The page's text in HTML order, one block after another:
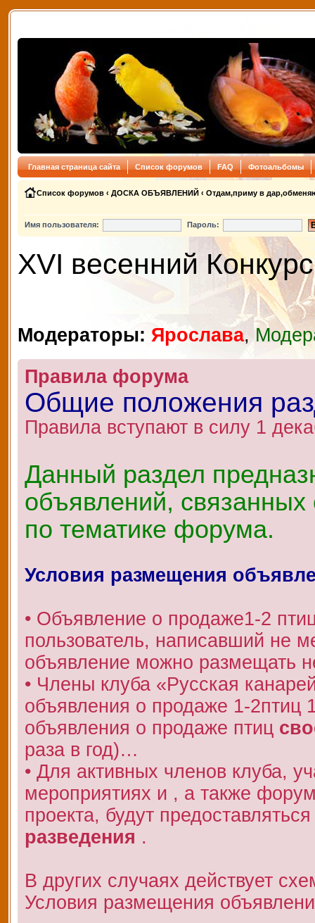
Главная страница сайта Список форумов FAQ Фотоальбомы
Список форумов ‹ ДОСКА ОБЪЯВЛЕНИЙ ‹ Отдам,приму в
Имя пользователя: Пароль:
XVI весенний
Модераторы: Ярослава,
Правила форума
Общие положения
Правила вступают в силу 1
Данный раздел
объявлений,
по тематике форума.
Условия размещения
• Объявление о продаже1-2
пользователь, написавший не
объявление можно размещать
• Члены клуба «Русская
объявления о продаже 1-
объявления о продаже птиц
раза в год)…
• Для активных членов клуба,
мероприятиях и , а также
проекта, будут
разведения .
В других случаях действует
Условия размещения